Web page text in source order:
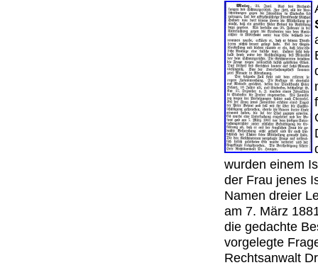
wurden einem
der Frau jenes
Namen dreier
am 7. März
die gedachte
vorgelegte
Rechtsanwalt